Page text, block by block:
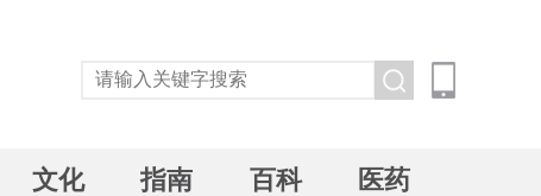
文化 指南 百科 医药